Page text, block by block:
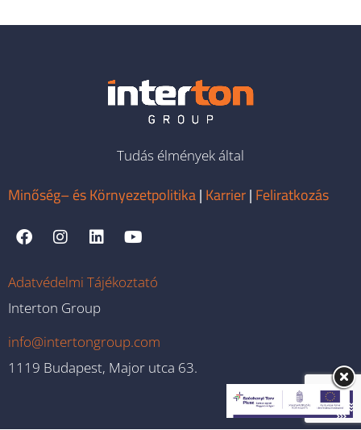
Tudás élmények által
Minőség– és Környezetpolitika| Karrier| Feliratkozás
Adatvédelmi Tájékoztató
Interton Group
info@intertongroup.com
1119 Budapest, Major utca 63.